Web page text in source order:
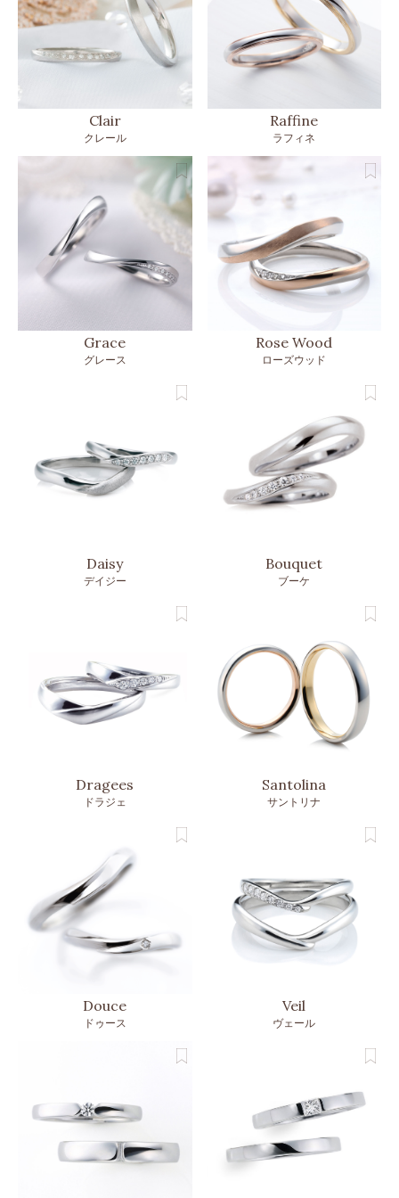
Clair
クレール
Raffine
ラフィネ
Grace
グレース
Rose Wood
ローズウッド
Daisy
デイジー
Bouquet
ブーケ
Dragees
ドラジェ
Santolina
サントリナ
Douce
ドゥース
Veil
ヴェール